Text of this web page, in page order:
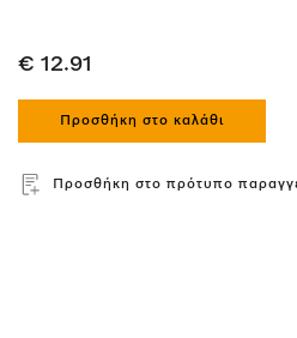
€ 12.91
Προσθήκη στο καλάθι
Προσθήκη στο πρότυπο